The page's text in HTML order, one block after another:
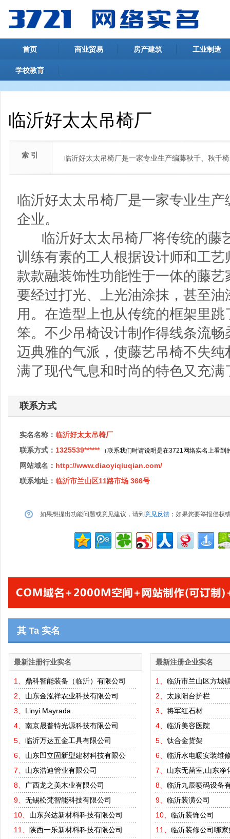
首页 商业贸易 房产建筑 工业制造
学校教育
临沂好太太吊椅厂
索 引 临沂好太太吊椅厂是一家专业生产编藤秋千、秋千
临沂好太太吊椅厂是一家专业生
企业。
临沂好太太吊椅厂将传统的藤
训练有素的工人根据设计师和工
款款融装饰性功能性于一体的藤
要经过打光、上光油涂抹，甚至
用。在造型上也从传统的框架里
笨。不少吊椅设计制作得线条流
迈典雅的气派，使藤艺吊椅不失
满了现代气息和时尚的特色又充
联系方式
实名名称： 临沂好太太吊椅厂
联系方式： 1325539******（联系我们时请说明是在3721网络实名上看到
网站域名： http://www.diaoyiqiuqian.com/
联系地址： 临沂市兰山区11路市场 366号
如果想提出功能问题或意见建议，请到 意见反馈 ；如果您要举报侵权
其 Ta 实名
最新注册行业实名
1、 鼎科智能装备（临沂）有限公司
2、 山东金泓祥农业科技有限公司
3、 Linyi Mayrada
4、 南京晟普特光源科技有限公司
5、 临沂万达五金工具有限公司
6、 山东凹立固新型建材科技有限公
7、 山东浩迪管业有限公司
8、
广西龙之美木业有限公司
9、 无锡松梵智能科技有限公司
10、 山东兴达新材料科技有限公司
11、
陕西一乐新材料科技有限公司
最新注册企业实名
1、 临沂市兰山区方城
2、 太原阳台护栏
3、 将军红石材
4、 临沂美容医院
5、 钛合金货架
6、 临沂水电暖安装维
7、 山东无菌室,山东净
8、 临沂九辰喷码设备
9、 临沂装潢公司
10、 临沂装饰公司
11、 临沂装修公司哪家